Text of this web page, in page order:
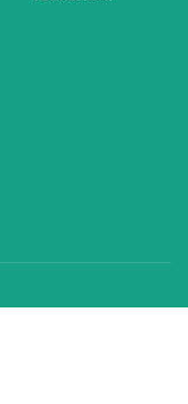
даних